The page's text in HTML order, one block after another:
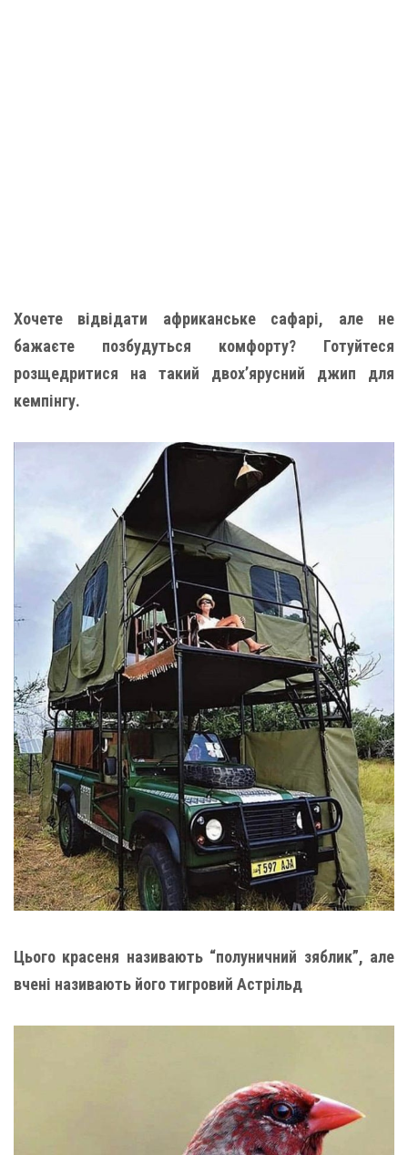
Хочете відвідати африканське сафарі, але не
бажаєте позбудуться комфорту? Готуйтеся
розщедритися на такий двох’ярусний джип для
кемпінгу.
Цього красеня називають “полуничний зяблик”, але
вчені називають його тигровий Астрільд